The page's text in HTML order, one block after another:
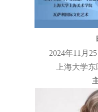
2024年11 月 25
上海大学